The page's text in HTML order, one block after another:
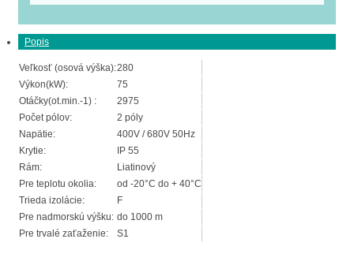
Popis
Veľkosť (osová výška):280
Výkon(kW):
75
Otáčky(ot.min.-1) :
2975
Počet pólov:
2 póly
Napätie:
400V / 680V 50Hz
Krytie:
IP 55
Rám:
Liatinový
Pre teplotu okolia:
od -20°C do + 40°C
Trieda izolácie:
F
Pre nadmorskú výšku: do 1000 m
Pre trvalé zaťaženie:
S1